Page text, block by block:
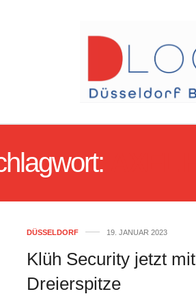
DÜSSELDORF 19. JANUAR 2023
Klüh Security jetzt mit
Dreierspitze